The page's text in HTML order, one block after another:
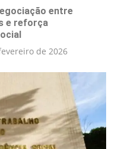
entre
e reforça
de 2026